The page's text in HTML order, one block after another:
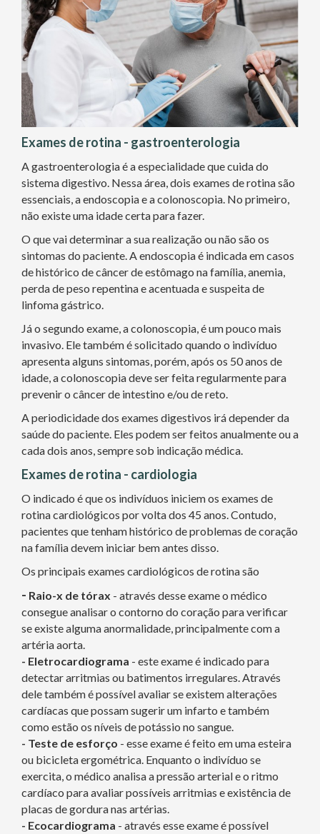
Exames de rotina - gastroenterologia
A gastroenterologia é a especialidade que cuida do
sistema digestivo. Nessa área, dois exames de rotina são
essenciais, a endoscopia e a colonoscopia. No primeiro,
não existe uma idade certa para fazer.
O que vai determinar a sua realização ou não são os
sintomas do paciente. A endoscopia é indicada em casos
de histórico de câncer de estômago na família, anemia,
perda de peso repentina e acentuada e suspeita de
linfoma gástrico.
Já o segundo exame, a colonoscopia, é um pouco mais
invasivo. Ele também é solicitado quando o indivíduo
apresenta alguns sintomas, porém, após os 50 anos de
idade, a colonoscopia deve ser feita regularmente para
prevenir o câncer de intestino e/ou de reto.
A periodicidade dos exames digestivos irá depender da
saúde do paciente. Eles podem ser feitos anualmente ou a
cada dois anos, sempre sob indicação médica.
Exames de rotina - cardiologia
O indicado é que os indivíduos iniciem os exames de
rotina cardiológicos por volta dos 45 anos. Contudo,
pacientes que tenham histórico de problemas de coração
na família devem iniciar bem antes disso.
Os principais exames cardiológicos de rotina são
- Raio-x de tórax - através desse exame o médico
consegue analisar o contorno do coração para verificar
se existe alguma anormalidade, principalmente com a
artéria aorta.
- Eletrocardiograma - este exame é indicado para
detectar arritmias ou batimentos irregulares. Através
dele também é possível avaliar se existem alterações
cardíacas que possam sugerir um infarto e também
como estão os níveis de potássio no sangue.
- Teste de esforço - esse exame é feito em uma esteira
ou bicicleta ergométrica. Enquanto o indivíduo se
exercita, o médico analisa a pressão arterial e o ritmo
cardíaco para avaliar possíveis arritmias e existência de
placas de gordura nas artérias.
- Ecocardiograma - através esse exame é possível